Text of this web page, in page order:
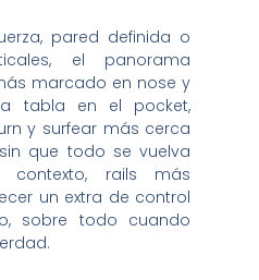
pared definida o
el panorama
marcado en nose y
tabla en el pocket,
y surfear más cerca
que todo se vuelva
contexto, rails más
un extra de control
sobre todo cuando